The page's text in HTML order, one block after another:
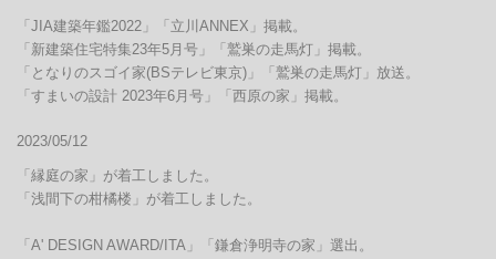
「JIA建築年鑑2022」「立川ANNEX」掲載。
「新建築住宅特集23年5月号」「鷲巣の走馬灯」掲載。
「となりのスゴイ家(BSテレビ東京)」「鷲巣の走馬灯」放送。
「すまいの設計 2023年6月号」「西原の家」掲載。
2023/05/12
「縁庭の家」が着工しました。
「浅間下の柑橘楼」が着工しました。
「A' DESIGN AWARD/ITA」「鎌倉浄明寺の家」選出。